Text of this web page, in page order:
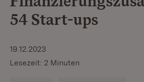
54 Start-ups
19.12.2023
Lesezeit: 2 Minuten